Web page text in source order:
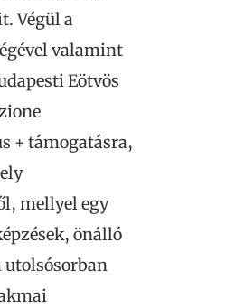
Végül a
valamint
Eötvös
+ támogatásra,
mellyel egy
önálló
utolsósorban